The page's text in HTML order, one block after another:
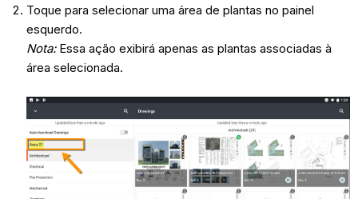
Toque para selecionar uma área de plantas no painel
esquerdo.
Nota: Essa ação exibirá apenas as plantas associadas à
área selecionada.